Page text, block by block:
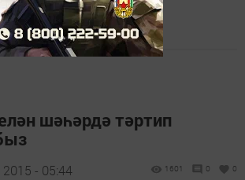
шәһәрдә тәртип
- 05:44 1601 0 0